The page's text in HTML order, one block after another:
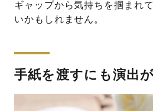
ギャップから気持ちを掴まれ
いかもしれません。
手紙を渡すにも演出